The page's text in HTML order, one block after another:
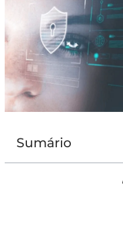
Sumário